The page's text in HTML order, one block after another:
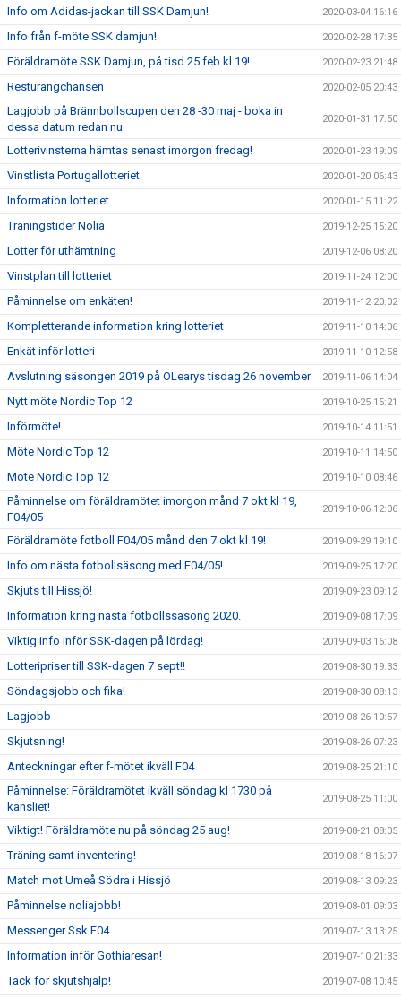
Info om Adidas-jackan till SSK Damjun! 2020-03-04 16:16
Info från f-möte SSK damjun! 2020-02-28 17:35
Föräldramöte SSK Damjun, på tisd 25 feb kl 19! 2020-02-23 21:48
Resturangchansen 2020-02-05 20:43
Lagjobb på Brännbollscupen den 28 -30 maj - boka in
dessa datum redan nu
2020-01-31 17:50
Lotterivinsterna hämtas senast imorgon fredag! 2020-01-23 19:09
Vinstlista Portugallotteriet 2020-01-20 06:43
Information lotteriet 2020-01-15 11:22
Träningstider Nolia 2019-12-25 15:20
Lotter för uthämtning 2019-12-06 08:20
Vinstplan till lotteriet 2019-11-24 12:00
Påminnelse om enkäten! 2019-11-12 20:02
Kompletterande information kring lotteriet 2019-11-10 14:06
Enkät inför lotteri 2019-11-10 12:58
Avslutning säsongen 2019 på OLearys tisdag 26 november 2019-11-06 14:04
Nytt möte Nordic Top 12 2019-10-25 15:21
Införmöte! 2019-10-14 11:51
Möte Nordic Top 12 2019-10-11 14:50
Möte Nordic Top 12 2019-10-10 08:46
Påminnelse om föräldramötet imorgon månd 7 okt kl 19,
F04/05
2019-10-06 12:06
Föräldramöte fotboll F04/05 månd den 7 okt kl 19! 2019-09-29 19:10
Info om nästa fotbollsäsong med F04/05! 2019-09-25 17:20
Skjuts till Hissjö! 2019-09-23 09:12
Information kring nästa fotbollssäsong 2020. 2019-09-08 17:09
Viktig info inför SSK-dagen på lördag! 2019-09-03 16:08
Lotteripriser till SSK-dagen 7 sept!! 2019-08-30 19:33
Söndagsjobb och fika! 2019-08-30 08:13
Lagjobb 2019-08-26 10:57
Skjutsning! 2019-08-26 07:23
Anteckningar efter f-mötet ikväll F04 2019-08-25 21:10
Påminnelse: Föräldramötet ikväll söndag kl 1730 på
kansliet!
2019-08-25 11:00
Viktigt! Föräldramöte nu på söndag 25 aug! 2019-08-21 08:05
Träning samt inventering! 2019-08-18 16:07
Match mot Umeå Södra i Hissjö 2019-08-13 09:23
Påminnelse noliajobb! 2019-08-01 09:03
Messenger Ssk F04 2019-07-13 13:25
Information inför Gothiaresan! 2019-07-10 21:33
Tack för skjutshjälp! 2019-07-08 10:45